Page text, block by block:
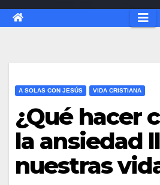
A SOLAS CON JESÚS VIDA CRISTIANA
¿Qué hacer
la ansiedad
nuestras